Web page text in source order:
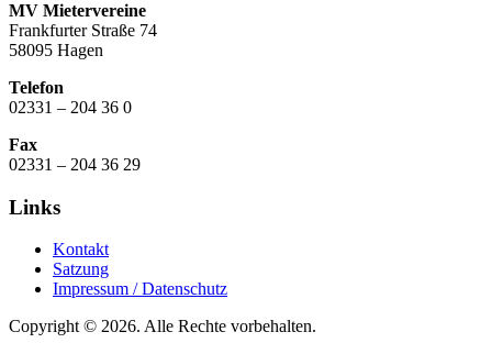
MV Mietervereine
Frankfurter Straße 74
58095 Hagen
Telefon
02331 – 204 36 0
Fax
02331 – 204 36 29
Links
Kontakt
Satzung
Impressum / Datenschutz
Copyright © 2026. Alle Rechte vorbehalten.